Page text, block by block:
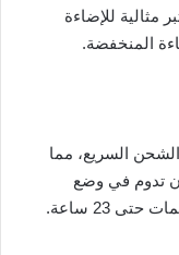
مثالية للإضاءة
المنخفضة.
وتدعم الشحن السريع، مما
تدوم في وضع